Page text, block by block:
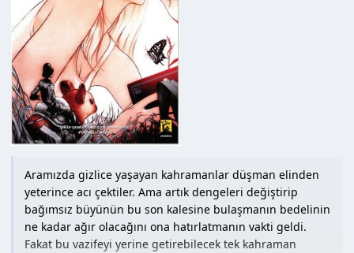
kurtarabilmek için zamanda geriye doğru yolculuğa çıkar.
Dostları da düşmanları da artık onu tanıyamaz hale
gelmiştir. Bunun nedeni tüm kudretinin kaynağı olan
sürat kuvveti hakkında bildiği korkunç bir sırdır –onu
sonunda kendisiyle karşı karşıya getirecek bir sır.
(Tanıtım Bülteninden)
Medya Cinsi : Ciltsiz
Hamur Tipi : Kuşe
İlk Baskı Yılı : 2017
Sayfa Sayısı : 208
Aramızda gizlice yaşayan kahramanlar düşman elinden
yeterince acı çektiler. Ama artık dengeleri değiştirip
bağımsız büyünün bu son kalesine bulaşmanın bedelinin
ne kadar ağır olacağını ona hatırlatmanın vakti geldi.
Fakat bu vazifeyi yerine getirebilecek tek kahraman